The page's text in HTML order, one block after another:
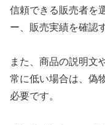
信頼できる販売者を
ー、販売実績を確認
また、商品の説明文
常に低い場合は、偽
必要です。